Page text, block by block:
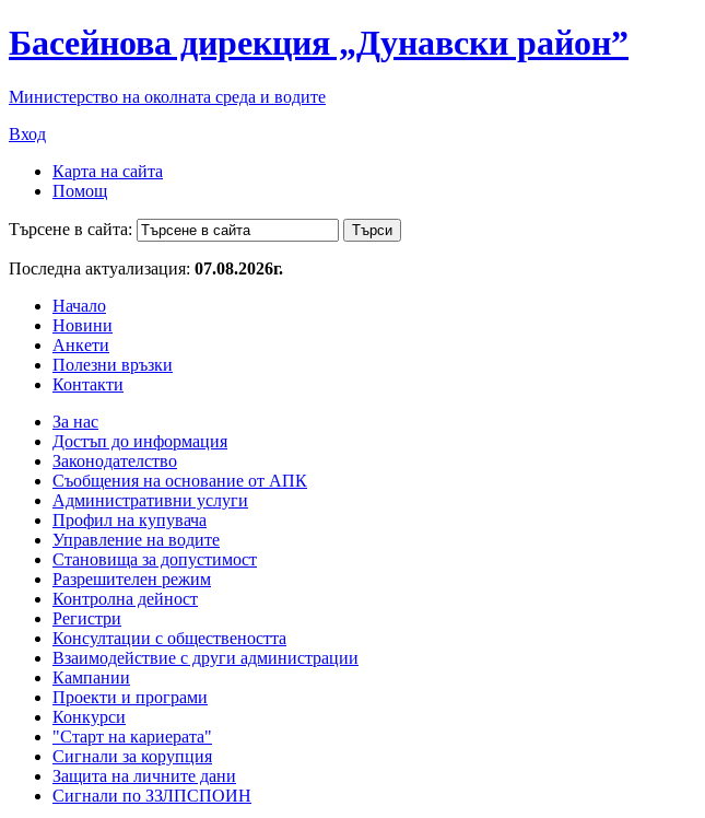
Басейнова дирекция „Дунавски район”
Министерство на околната среда и водите
Вход
Карта на сайта
Помощ
Търсене в сайта:
Последна актуализация: 07.08.2026г.
Начало
Новини
Анкети
Полезни връзки
Контакти
За нас
Достъп до информация
Законодателство
Съобщения на основание от АПК
Административни услуги
Профил на купувача
Управление на водите
Становища за допустимост
Разрешителен режим
Контролна дейност
Регистри
Консултации с обществеността
Взаимодействие с други администрации
Кампании
Проекти и програми
Конкурси
"Старт на кариерата"
Сигнали за корупция
Защита на личните дани
Сигнали по ЗЗЛПСПОИН